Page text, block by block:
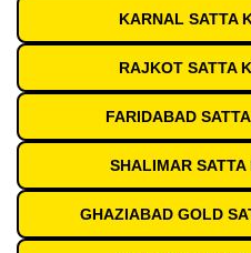
KARNAL SATTA
RAJKOT SATTA
FARIDABAD
SHALIMAR
GHAZIABAD GOLD